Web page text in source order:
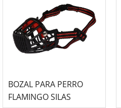
BOZAL PARA PERRO
FLAMINGO SILAS